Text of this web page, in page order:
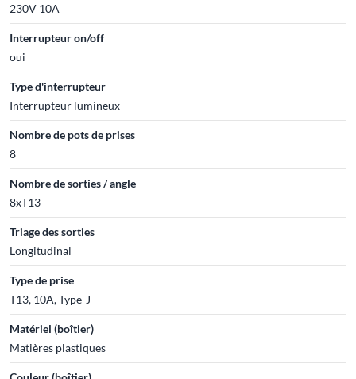
230V 10A
Interrupteur on/off
oui
Type d'interrupteur
Interrupteur lumineux
Nombre de pots de prises
8
Nombre de sorties / angle
8xT13
Triage des sorties
Longitudinal
Type de prise
T13, 10A, Type-J
Matériel (boîtier)
Matières plastiques